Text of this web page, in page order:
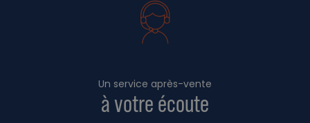
Un service après-vente
à votre écoute